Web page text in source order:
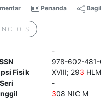
Penanda
NICHOLS
-
978-602-
Fisik
XVIII; 293
-
308 NIC M